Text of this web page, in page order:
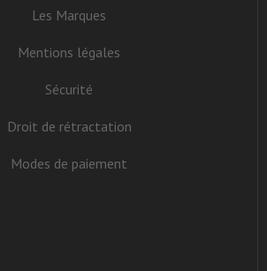
Les Marques
Mentions légales
Sécurité
Droit de rétractation
Modes de paiement